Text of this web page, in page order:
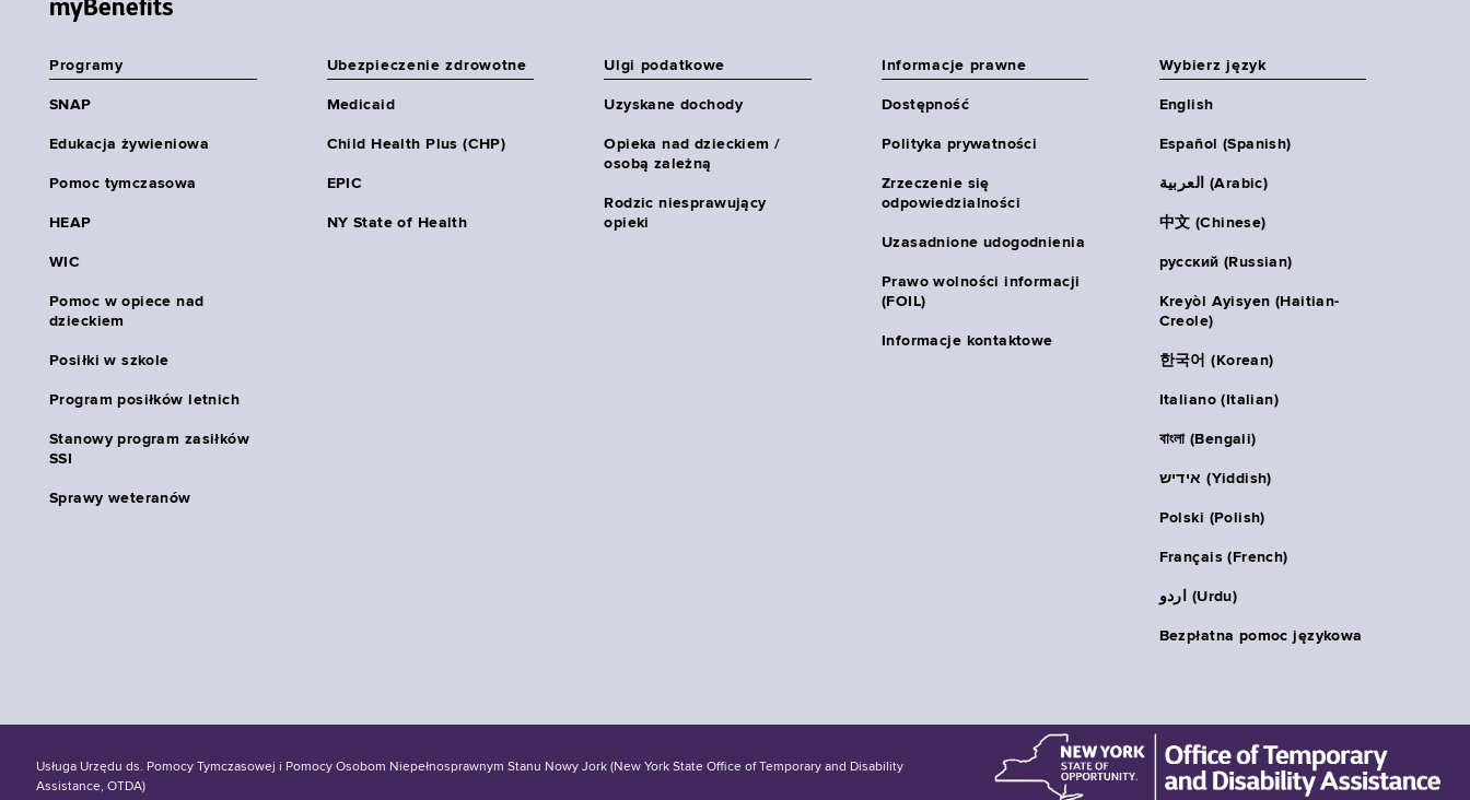
myBenefits
Programy
SNAP
Edukacja żywieniowa
Pomoc tymczasowa
HEAP
WIC
Pomoc w opiece nad
dzieckiem
Posiłki w szkole
Program posiłków letnich
Stanowy program zasiłków
SSI
Sprawy weteranów
Ubezpieczenie zdrowotne
Medicaid
Child Health Plus (CHP)
EPIC
NY State of Health
Ulgi podatkowe
Uzyskane dochody
Opieka nad dzieckiem /
osobą zależną
Rodzic niesprawujący
opieki
Informacje prawne
Dostępność
Polityka prywatności
Zrzeczenie się
odpowiedzialności
Uzasadnione udogodnienia
Prawo wolności informacji
(FOIL)
Informacje kontaktowe
Wybierz język
English
Español (Spanish)
العربية (Arabic)
中文 (Chinese)
русский (Russian)
Kreyòl Ayisyen (Haitian-
Creole)
한국어 (Korean)
Italiano (Italian)
বাংলা (Bengali)
אידיש (Yiddish)
Polski (Polish)
Français (French)
اردو (Urdu)
Bezpłatna pomoc językowa
Usługa Urzędu ds. Pomocy Tymczasowej i Pomocy Osobom Niepełnosprawnym Stanu Nowy Jork (New York State Office of Temporary and Disability
Assistance, OTDA)